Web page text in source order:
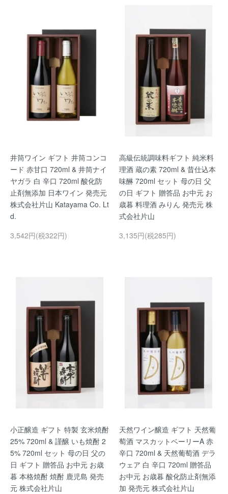
井筒ワイン ギフト 井筒コンコ
ード 赤甘口 720ml & 井筒ナイ
ヤガラ 白 辛口 720ml 酸化防
止剤無添加 日本ワイン 発売元
株式会社片山 Katayama Co. Lt
d.
3,542円(税322円)
高級伝統調味料ギフト 純米料
理酒 蔵の素 720ml & 昔仕込本
味醂 720ml セット 母の日 父
の日 ギフト 贈答品 お中元 お
歳暮 料理酒 みりん 発売元 株
式会社片山
3,135円(税285円)
小正醸造 ギフト 特製 玄米焼酎
25% 720ml & 謹醸 いも焼酎 2
5% 720ml セット 母の日 父の
日 ギフト 贈答品 お中元 お歳
暮 本格焼酎 焼酎 鹿児島 発売
元 株式会社片山
天然ワイン醸造 ギフト 天然葡
萄酒 マスカットベーリーA 赤
辛口 720ml & 天然葡萄酒 デラ
ウェア 白 辛口 720ml 贈答品
お中元 お歳暮 酸化防止剤無添
加 発売元 株式会社片山